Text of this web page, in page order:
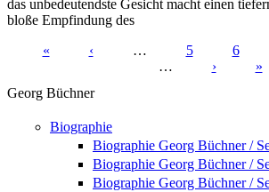
das unbedeutendste Gesicht macht einen
bloße Empfindung des
« ‹ … 5 6
…
›
»
Georg Büchner
Biographie
Biographie Georg Büchner /
Biographie Georg Büchner /
Biographie Georg Büchner /